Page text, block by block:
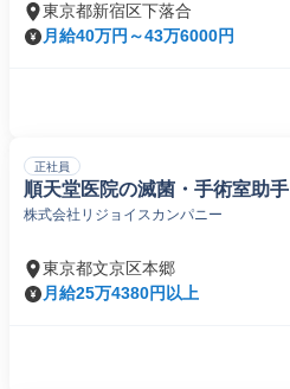
東京都新宿区下落合
月給40万円～43万6000円
正社員
順天堂医院の滅菌・手術室助手
株式会社リジョイスカンパニー
東京都文京区本郷
月給25万4380円以上